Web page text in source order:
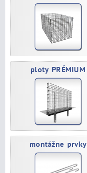
ploty PRÉMIUM
montážne prvky